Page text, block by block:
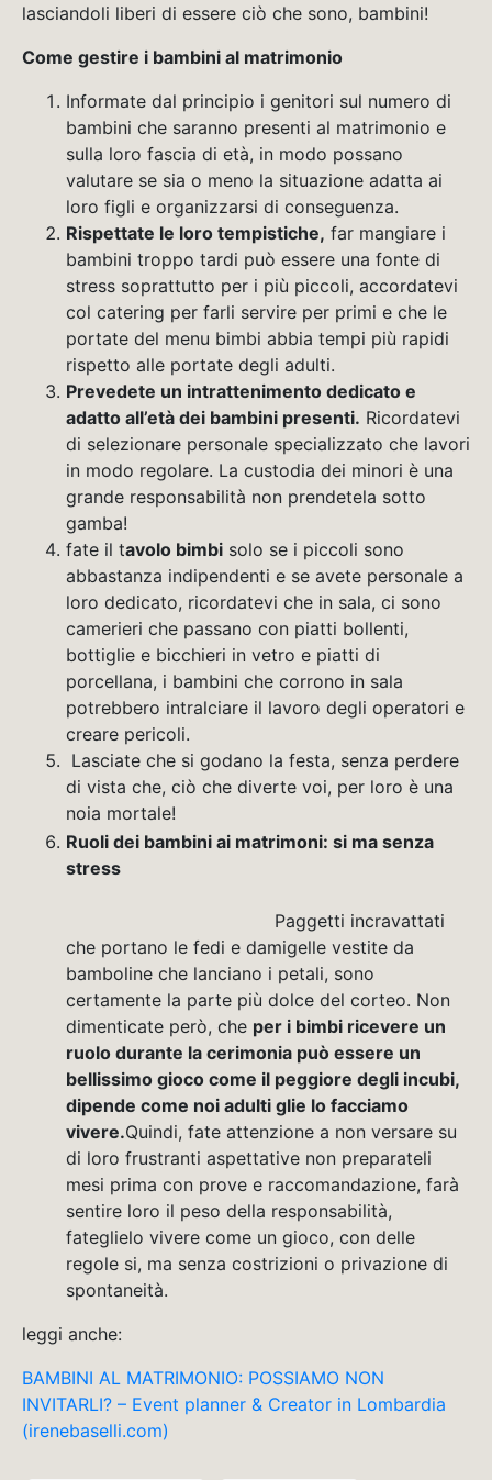
lasciandoli liberi di essere ciò che sono, bambini!
Come gestire i bambini al matrimonio
Informate dal principio i genitori sul numero di
bambini che saranno presenti al matrimonio e
sulla loro fascia di età, in modo possano
valutare se sia o meno la situazione adatta ai
loro figli e organizzarsi di conseguenza.
Rispettate le loro tempistiche, far mangiare i
bambini troppo tardi può essere una fonte di
stress soprattutto per i più piccoli, accordatevi
col catering per farli servire per primi e che le
portate del menu bimbi abbia tempi più rapidi
rispetto alle portate degli adulti.
Prevedete un intrattenimento dedicato e
adatto all’età dei bambini presenti. Ricordatevi
di selezionare personale specializzato che lavori
in modo regolare. La custodia dei minori è una
grande responsabilità non prendetela sotto
gamba!
fate il tavolo bimbi solo se i piccoli sono
abbastanza indipendenti e se avete personale a
loro dedicato, ricordatevi che in sala, ci sono
camerieri che passano con piatti bollenti,
bottiglie e bicchieri in vetro e piatti di
porcellana, i bambini che corrono in sala
potrebbero intralciare il lavoro degli operatori e
creare pericoli.
Lasciate che si godano la festa, senza perdere
di vista che, ciò che diverte voi, per loro è una
noia mortale!
Ruoli dei bambini ai matrimoni: si ma senza
stress
Paggetti incravattati
che portano le fedi e damigelle vestite da
bamboline che lanciano i petali, sono
certamente la parte più dolce del corteo. Non
dimenticate però, che per i bimbi ricevere un
ruolo durante la cerimonia può essere un
bellissimo gioco come il peggiore degli incubi,
dipende come noi adulti glie lo facciamo
vivere.Quindi, fate attenzione a non versare su
di loro frustranti aspettative non preparateli
mesi prima con prove e raccomandazione, farà
sentire loro il peso della responsabilità,
fateglielo vivere come un gioco, con delle
regole si, ma senza costrizioni o privazione di
spontaneità.
leggi anche:
BAMBINI AL MATRIMONIO: POSSIAMO NON
INVITARLI? – Event planner & Creator in Lombardia
(irenebaselli.com)